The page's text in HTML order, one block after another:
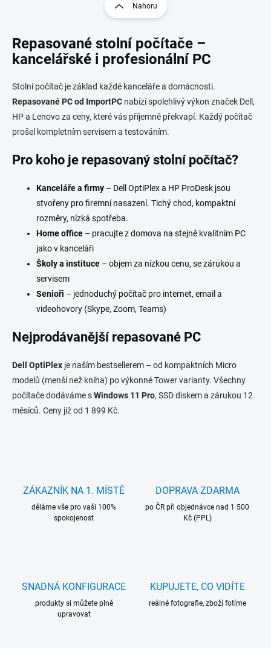
á
d
c
í
p
v
k
y
v
ý
i
á
k
o
á
n
í
Nahoru
Repasované stolní počítače –
kancelářské i profesionální PC
Stolní počítač je základ každé kanceláře a domácnosti.
Repasované PC od ImportPC nabízí spolehlivý výkon značek Dell,
HP a Lenovo za ceny, které vás příjemně překvapí. Každý počítač
prošel kompletním servisem a testováním.
Pro koho je repasovaný stolní počítač?
Kanceláře a firmy – Dell OptiPlex a HP ProDesk jsou
stvořeny pro firemní nasazení. Tichý chod, kompaktní
rozměry, nízká spotřeba.
Home office – pracujte z domova na stejně kvalitním PC
jako v kanceláři
Školy a instituce – objem za nízkou cenu, se zárukou a
servisem
Senioři – jednoduchý počítač pro internet, email a
videohovory (Skype, Zoom, Teams)
Nejprodávanější repasované PC
Dell OptiPlex je naším bestsellerem – od kompaktních Micro
modelů (menší než kniha) po výkonné Tower varianty. Všechny
počítače dodáváme sWindows 11 Pro, SSD diskem a zárukou 12
měsíců. Ceny již od 1 899 Kč.
ZÁKAZNÍK NA 1. MÍSTĚ
děláme vše pro vaši 100%
spokojenost
DOPRAVA ZDARMA
po ČR při objednávce nad 1 500
Kč (PPL)
SNADNÁ KONFIGURACE
produkty si můžete plně
upravovat
KUPUJETE, CO VIDÍTE
reálné fotografie, zboží fotíme